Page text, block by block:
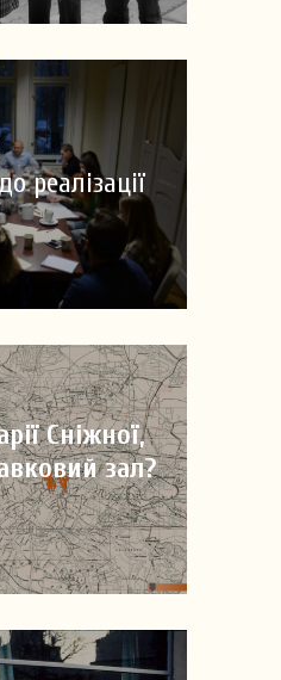
реалізації
Сніжної,
зал?